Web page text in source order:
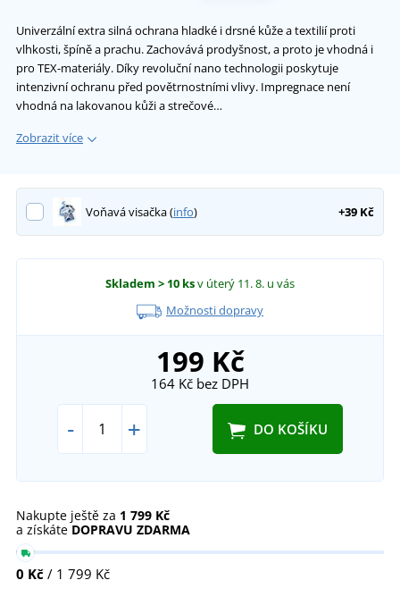
Univerzální extra silná ochrana hladké i drsné kůže a textilií proti
vlhkosti, špíně a prachu. Zachovává prodyšnost, a proto je vhodná i
pro TEX-materiály. Díky revoluční nano technologii poskytuje
intenzivní ochranu před povětrnostními vlivy. Impregnace není
vhodná na lakovanou kůži a strečové…
Zobrazit více
Voňavá visačka (info) +39 Kč
Skladem > 10 ksv úterý 11. 8. u vás
Možnosti dopravy
199 Kč
164 Kč bez DPH
- + DO KOŠÍKU
Nakupte ještě za 1 799 Kč
a získáte DOPRAVU ZDARMA
0 Kč / 1 799 Kč